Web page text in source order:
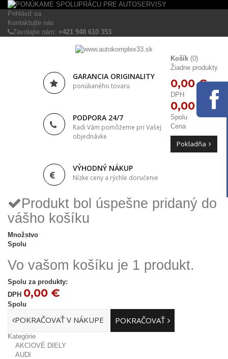
Prihlásiť sa
Kontaktujte nás
Zavolajte nám: +421 948 610 353
GARANCIA ORIGINALITY
ponúkaného tovaru
PODPORA 24/7
Radi Vám pomôžeme pri Vašej
objednávke
VÝHODNÝ NÁKUP
Nízke ceny a rýchle doručenie
Košík (0)
Žiadne produkty
0,00 €
DPH
0,00 €
Spolu
Cena
Pokladňa
Produkt bol úspešne pridaný do
vášho košíku
Množstvo
Spolu
Vo vašom košíku je 1 produkt.
Spolu za produkty:
DPH 0,00 €
Spolu
POKRAČOVAŤ V NÁKUPE POKRAČOVAŤ
Kategórie
AKCIOVÉ DIELY
AUDI